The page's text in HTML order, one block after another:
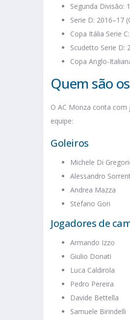
Segunda Divisão:
Serie D: 2016–17
Copa Itália Serie
Scudetto Serie D:
Copa Anglo-
Quem são
O AC Monza conta
equipe:
Goleiros
Michele Di
Alessandro
Andrea Mazza
Stefano Gori
Jogadores de
Armando Izzo
Giulio Donati
Luca Caldirola
Pedro Pereira
Davide Bettella
Samuele Birindelli